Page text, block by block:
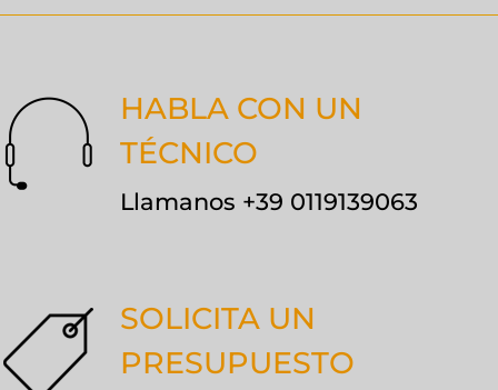
HABLA CON UN
TÉCNICO
Llamanos +39 0119139063
SOLICITA UN
PRESUPUESTO